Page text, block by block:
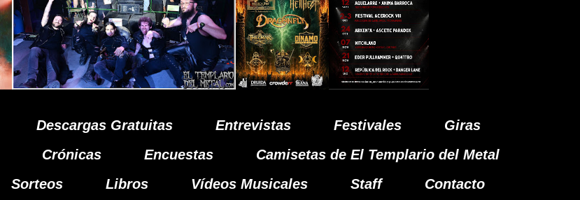
Descargas Gratuitas Entrevistas Festivales
Giras
Crónicas Encuestas
Camisetas de El Templario del Metal
Sorteos Libros Vídeos Musicales Staff
Contacto